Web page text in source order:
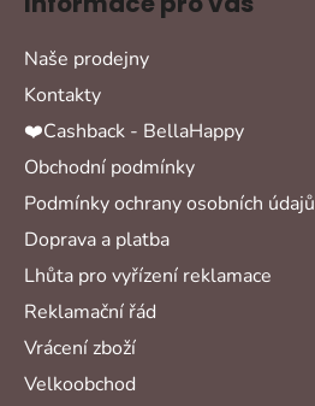
Naše prodejny
Kontakty
❤️Cashback - BellaHappy
Obchodní podmínky
Podmínky ochrany osobních údajů
Doprava a platba
Lhůta pro vyřízení reklamace
Reklamační řád
Vrácení zboží
Velkoobchod